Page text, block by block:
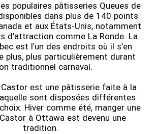
populaires pâtisseries Queues de
dans plus de 140 points
et aux États-Unis, notamment
d’attraction comme La Ronde. La
est l’un des endroits où il s’en
plus, plus particulièrement durant
traditionnel carnaval.
Castor est une pâtisserie faite à la
sont disposées différentes
Hiver comme été, manger une
à Ottawa est devenu une
tradition.